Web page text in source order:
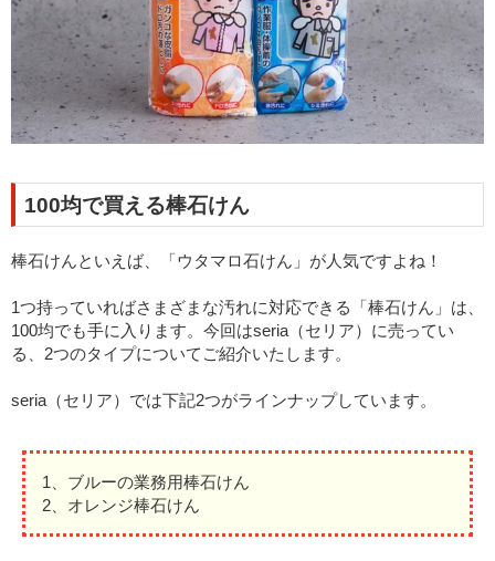
100均で買える棒石けん
棒石けんといえば、「ウタマロ石けん」が人気ですよね！
1つ持っていればさまざまな汚れに対応できる「棒石けん」は、
100均でも手に入ります。今回はseria（セリア）に売ってい
る、2つのタイプについてご紹介いたします。
seria（セリア）では下記2つがラインナップしています。
1、ブルーの業務用棒石けん
2、オレンジ棒石けん